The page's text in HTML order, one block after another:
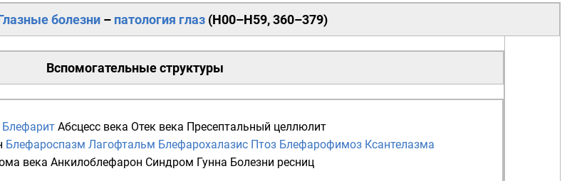
болезни – патология глаз (H00–H59,360–379)
Вспомогательные структуры
Блефарит Абсцесс века Отек века Пресептальный целлюлит
Блефароспазм Лагофтальм Блефарохалазис Птоз Блефарофимоз Ксантелазма
века Анкилоблефарон Синдром Гунна Болезни ресниц